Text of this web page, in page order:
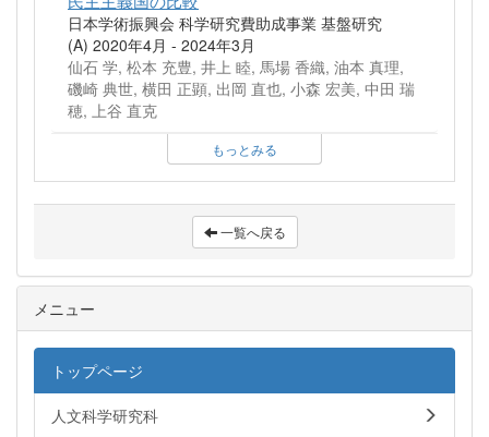
日本学術振興会 科学研究費助成事業 基盤研究
(A) 2020年4月 - 2024年3月
仙石 学, 松本 充豊, 井上 睦, 馬場 香織, 油本 真理,
磯崎 典世, 横田 正顕, 出岡 直也, 小森 宏美, 中田 瑞
穂, 上谷 直克
もっとみる
一覧へ戻る
メニュー
トップページ
人文科学研究科